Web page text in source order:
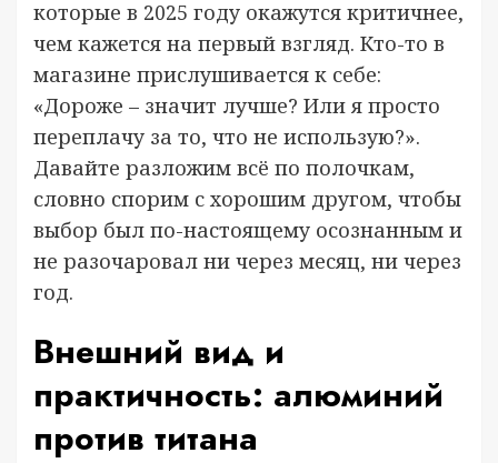
которые в 2025 году окажутся критичнее,
чем кажется на первый взгляд. Кто-то в
магазине прислушивается к себе:
«Дороже – значит лучше? Или я просто
переплачу за то, что не использую?».
Давайте разложим всё по полочкам,
словно спорим с хорошим другом, чтобы
выбор был по-настоящему осознанным и
не разочаровал ни через месяц, ни через
год.
Внешний вид и
практичность: алюминий
против титана